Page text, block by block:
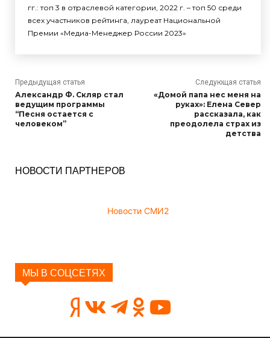
гг.: топ 3 в отраслевой категории, 2022 г. – топ 50 среди
всех участников рейтинга, лауреат Национальной
Премии «Медиа-Менеджер России 2023»
Предыдущая статья
Александр Ф. Скляр стал
ведущим программы
“Песня остается с
человеком”
Следующая статья
«Домой папа нес меня на
руках»: Елена Север
рассказала, как
преодолела страх из
детства
НОВОСТИ ПАРТНЕРОВ
Новости СМИ2
МЫ В СОЦСЕТЯХ